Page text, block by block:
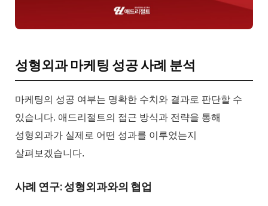
성형외과 마케팅 성공 사례 분석
마케팅의 성공 여부는 명확한 수치와 결과로 판단할 수
있습니다. 애드리절트의 접근 방식과 전략을 통해
성형외과가 실제로 어떤 성과를 이루었는지
살펴보겠습니다.
사례 연구: 성형외과와의 협업